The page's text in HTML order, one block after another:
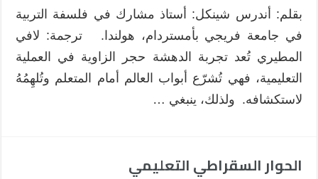
بقلم: أندرس شينكل: أستاذ مشارك في فلسفة التربية
في جامعة فريجي بأمستردام، هولندا. ترجمة: لافي
المطيري تُعد تجربة الدهشة حجر الزاوية في العملية
التعليمية، فهي تُشرّع أبواب العالم أمام المتعلم وتُلهِمُهُ
لاستكشافه. ولذلك، ينبغي …
الحوار السقراطي التعليمي